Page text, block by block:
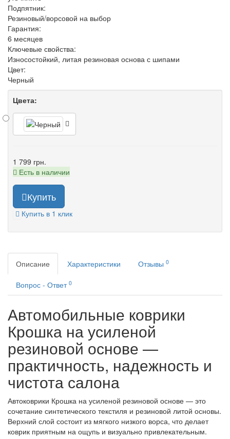
Подпятник:
Резиновый/ворсовой на выбор
Гарантия:
6 месяцев
Ключевые свойства:
Износостойкий, литая резиновая основа с шипами
Цвет:
Черный
Цвета:
1 799 грн.
Есть в наличии
Купить
Купить в 1 клик
Описание Характеристики Отзывы 0
Вопрос - Ответ 0
Автомобильные коврики
Крошка на усиленой
резиновой основе —
практичность, надежность и
чистота салона
Автоковрики Крошка на усиленой резиновой основе — это
сочетание синтетического текстиля и резиновой литой основы.
Верхний слой состоит из мягкого низкого ворса, что делает
коврик приятным на ощупь и визуально привлекательным.